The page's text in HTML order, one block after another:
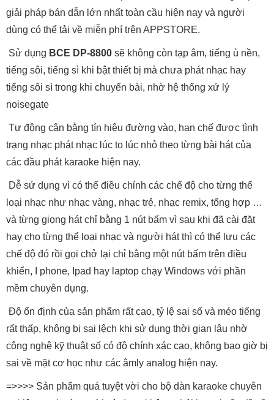
giải pháp bán dẫn lớn nhất toàn cầu hiện nay và người
dùng có thể tải về miễn phí trên APPSTORE.
Sử dụng BCE DP-8800 sẽ không còn tạp âm, tiếng ù nền,
tiếng sôi, tiếng sì khi bật thiết bị mà chưa phát nhạc hay
tiếng sôi sì trong khi chuyển bài, nhờ hệ thống xử lý
noisegate
Tự động cân bằng tín hiệu đường vào, hạn chế được tình
trạng nhạc phát nhạc lúc to lúc nhỏ theo từng bài hát của
các đầu phát karaoke hiện nay.
Dễ sử dụng vì có thể điều chỉnh các chế độ cho từng thể
loại nhạc như nhạc vàng, nhạc trẻ, nhạc remix, tổng hợp …
và từng giọng hát chỉ bằng 1 nút bấm vì sau khi đã cài đặt
hay cho từng thể loại nhạc và người hát thì có thể lưu các
chế độ đó rồi gọi chở lại chỉ bằng một nút bấm trên điều
khiển, I phone, Ipad hay laptop chạy Windows với phần
mềm chuyên dụng.
Độ ổn định của sản phẩm rất cao, tỷ lệ sai số và méo tiếng
rất thấp, không bị sai lệch khi sử dụng thời gian lâu nhờ
công nghệ kỹ thuật số có độ chính xác cao, không bao giờ bị
sai về mặt cơ học như các âmly analog hiện nay.
=>>>> Sản phẩm quá tuyệt vời cho bộ dàn karaoke chuyên